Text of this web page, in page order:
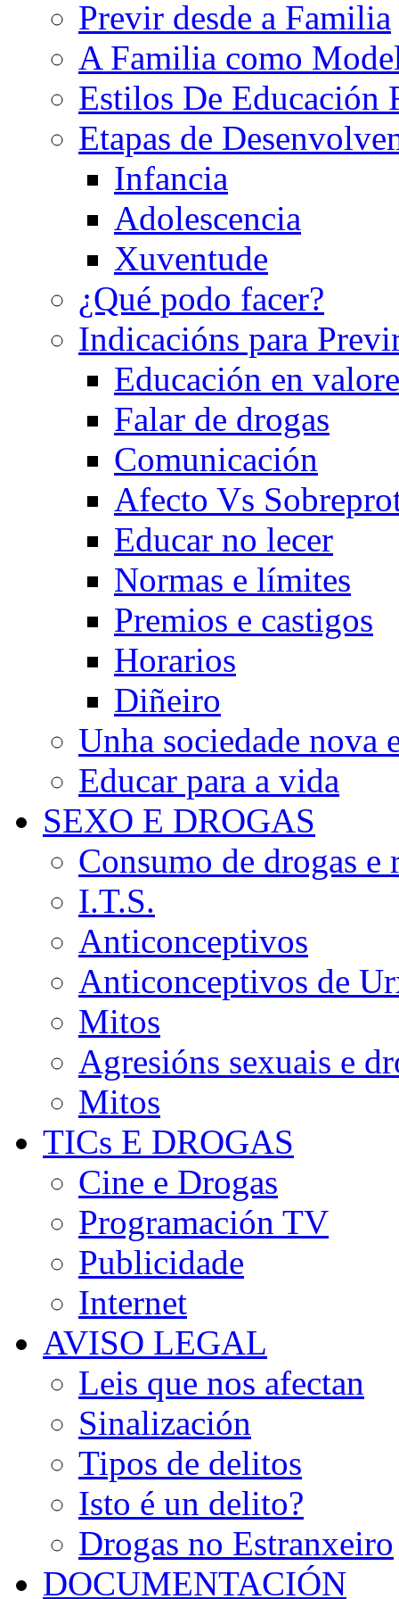
Previr desde a Familia
A Familia como
Estilos De Educación
Etapas de
Infancia
Adolescencia
Xuventude
¿Qué podo facer?
Indicacións para
Educación en
Falar de drogas
Comunicación
Afecto Vs
Educar no lecer
Normas e límites
Premios e castigos
Horarios
Diñeiro
Unha sociedade nova
Educar para a vida
SEXO E DROGAS
Consumo de drogas e
I.T.S.
Anticonceptivos
Anticonceptivos de
Mitos
Agresións sexuais e
Mitos
TICs E DROGAS
Cine e Drogas
Programación TV
Publicidade
Internet
AVISO LEGAL
Leis que nos afectan
Sinalización
Tipos de delitos
Isto é un delito?
Drogas no Estranxeiro
DOCUMENTACIÓN